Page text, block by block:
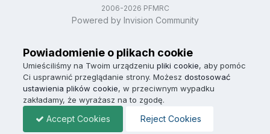
2006-2026 PFMRC
Powered by Invision Community
Powiadomienie o plikach cookie
Umieściliśmy na Twoim urządzeniu pliki cookie, aby pomóc
Ci usprawnić przeglądanie strony. Możesz dostosować
ustawienia plików cookie, w przeciwnym wypadku
zakładamy, że wyrażasz na to zgodę.
Accept Cookies Reject Cookies